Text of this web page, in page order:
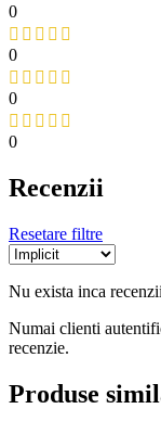
0
0
0
0
Recenzii
Resetare filtre
Nu exista inca
Numai clienti
recenzie.
Produse